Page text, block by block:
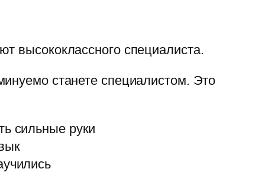
высококлассного специалиста.
станете специалистом. Это
сильные руки